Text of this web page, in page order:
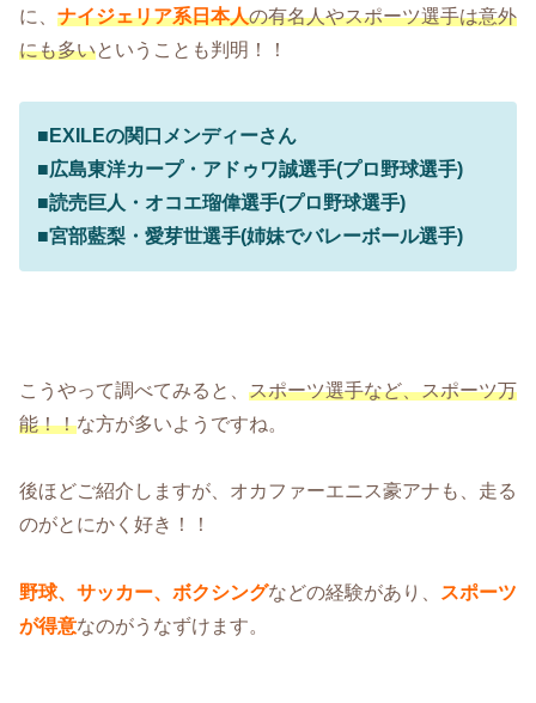
に、 ナイジェリア系日本人の有名人やスポーツ選手は意外
にも多いということも判明！！
■ EXILEの関口メンディーさん
■広島東洋カープ・アドゥワ誠選手(プロ野球選手)
■読売巨人・オコエ瑠偉選手(プロ野球選手)
■宮部藍梨・愛芽世選手(姉妹でバレーボール選手)
こうやって調べてみると、 スポーツ選手など、スポーツ万
能！！な方が多いようですね。
後ほどご紹介しますが、オカファーエニス豪アナも、走る
のがとにかく好き！！
野球、サッカー、ボクシングなどの経験があり、
スポーツ
が得意なのがうなずけます。